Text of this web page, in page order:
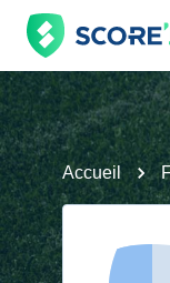
Accueil